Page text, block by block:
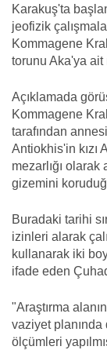
Karakuş'ta
jeofizik
Kommagene
torunu Aka'ya ait
Açıklamada
Kommagene
tarafından
Antiokhis'in kızı
mezarlığı olarak
gizemini
Buradaki tarihi
izinleri alarak
kullanarak iki
ifade eden
"Araştırma
vaziyet
ölçümleri